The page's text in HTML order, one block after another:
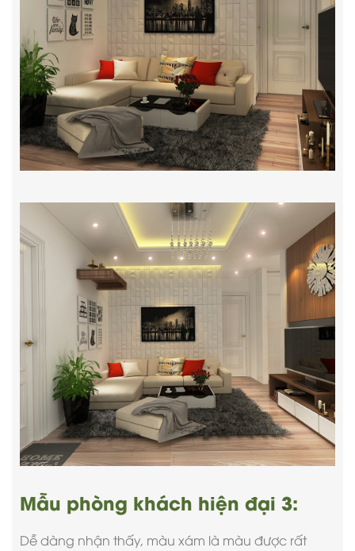
Mẫu phòng khách hiện đại 3:
Dễ dàng nhận thấy, màu xám là màu được rất